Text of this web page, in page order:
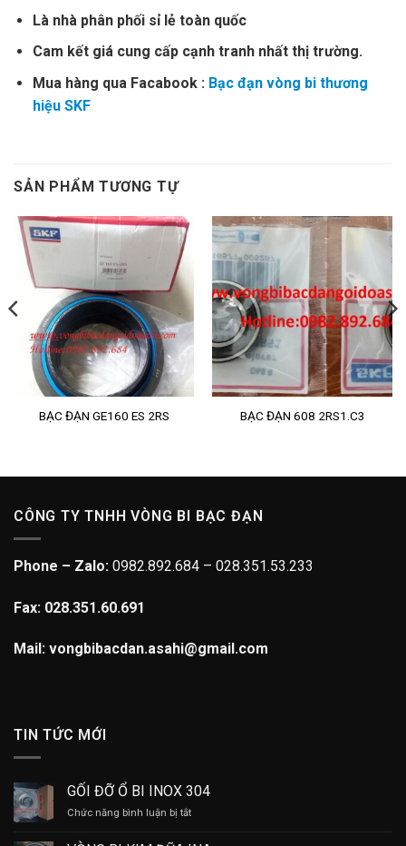
Là nhà phân phối sỉ lẻ toàn quốc
Cam kết giá cung cấp cạnh tranh nhất thị trường.
Mua hàng qua Facabook : Bạc đạn vòng bi thương
hiệu SKF
SẢN PHẨM TƯƠNG TỰ
BẠC ĐẠN GE160 ES 2RS BẠC ĐẠN 608 2RS1.C3
CÔNG TY TNHH VÒNG BI BẠC ĐẠN
Phone – Zalo: 0982.892.684 – 028.351.53.233
Fax: 028.351.60.691
Mail: vongbibacdan.asahi@gmail.com
TIN TỨC MỚI
GỐI ĐỠ Ổ BI INOX 304
Chức năng bình luận bị tắtở
ĐỠ